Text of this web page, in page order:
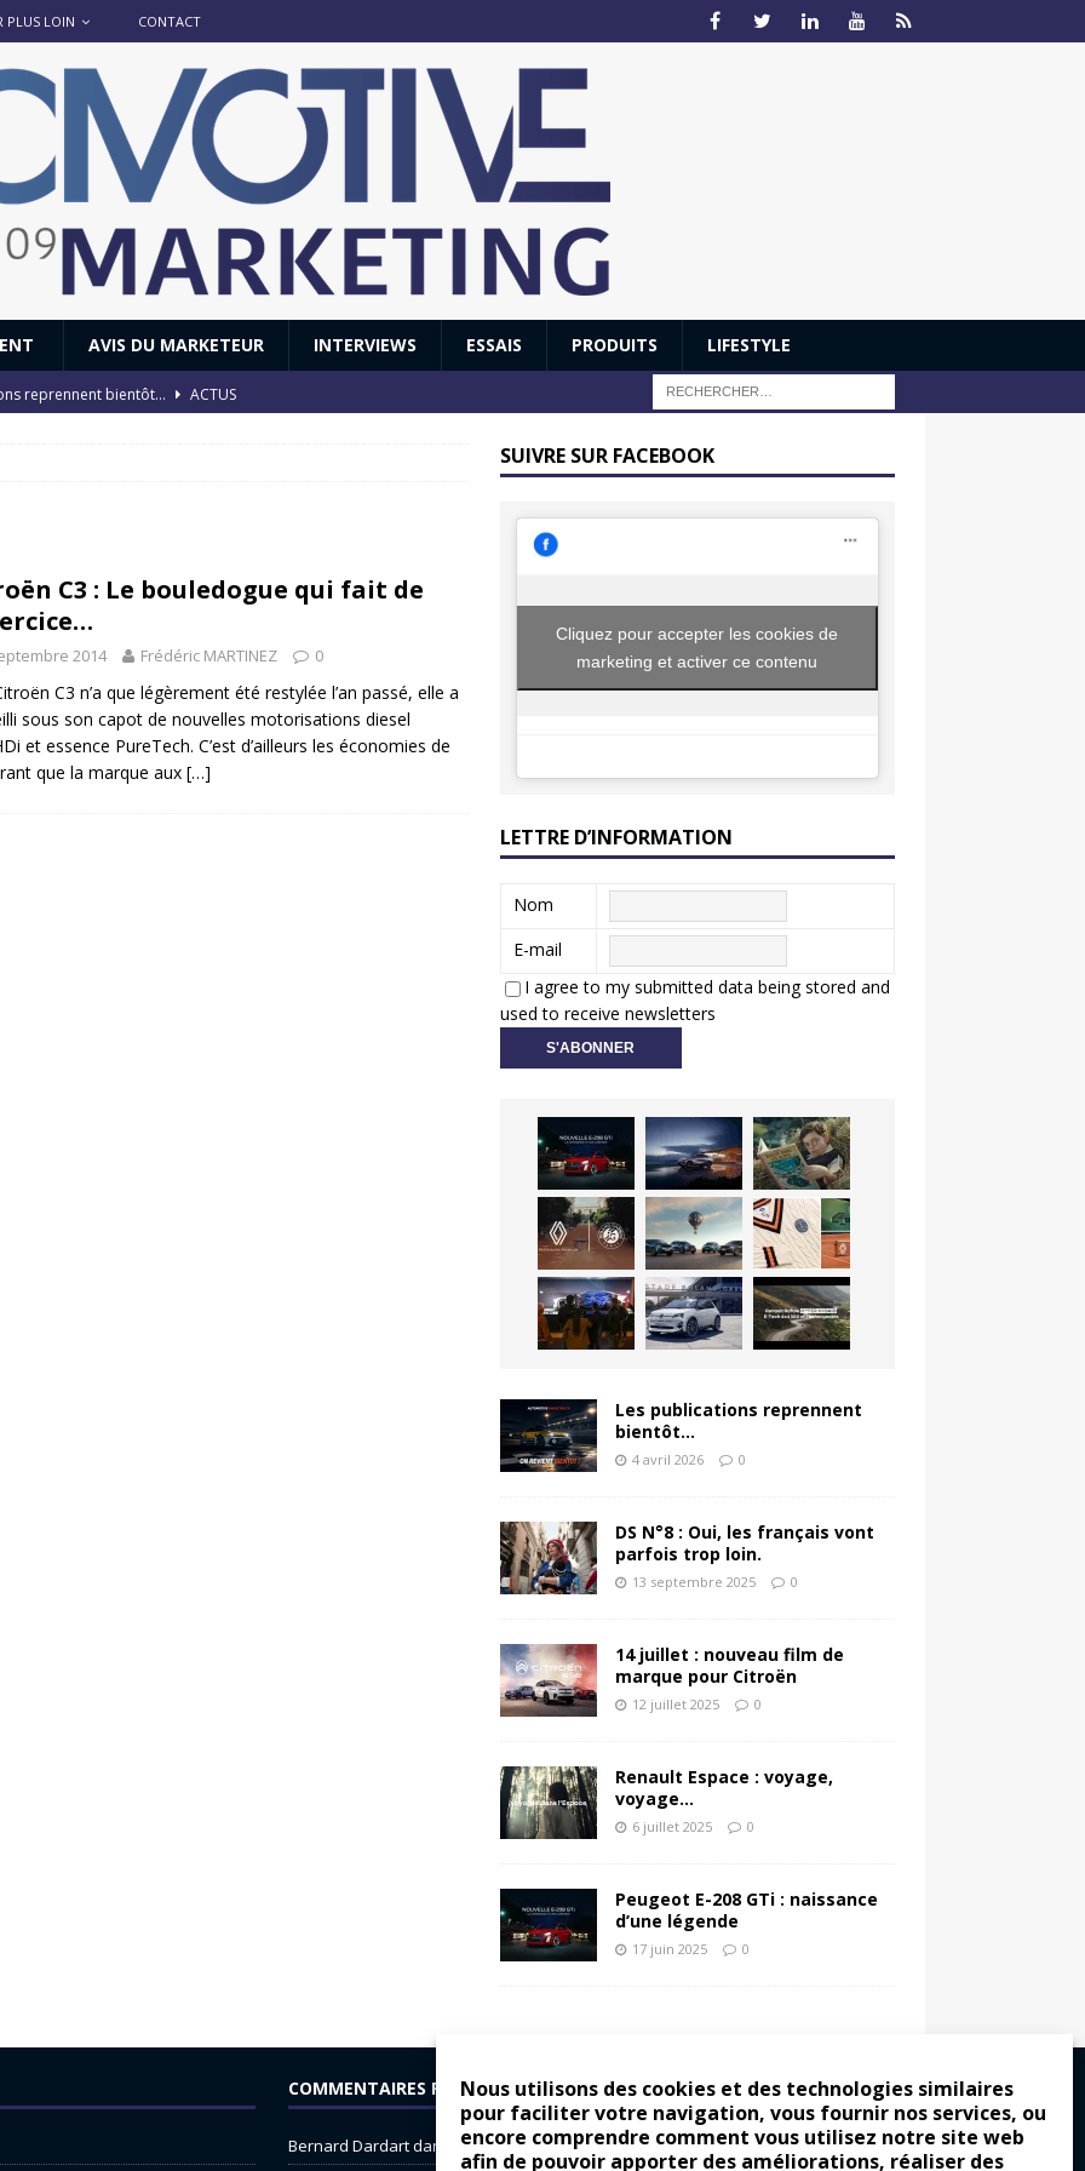
Nous utilisons des cookies et des technologies similaires
pour faciliter votre navigation, vous fournir nos services, ou
encore comprendre comment vous utilisez notre site web
afin de pouvoir apporter des améliorations, réaliser des
PLUS LOIN CONTACT
AVIS DU MARKETEUR INTERVIEWS ESSAIS PRODUITS LIFESTYLE
reprennent bientôt…
ACTUS
: Honda dévoile un spot publicitaire… confiné! ACTUS
C3 : Le bouledogue qui fait de
2014 Frédéric MARTINEZ 0
C3 n’a que légèrement été restylée l’an passé, elle a
sous son capot de nouvelles motorisations diesel
et essence PureTech. C’est d’ailleurs les économies de
que la marque aux […]
SUIVRE SUR FACEBOOK
Cliquez pour accepter les cookies de
marketing et activer ce contenu
LETTRE D’INFORMATION
Nom
E-mail
I agree to my submitted data being stored and
used to receive newsletters
Les publications reprennent
bientôt…
4 avril 2026 0
DS N°8 : Oui, les français vont
parfois trop loin.
13 septembre 2025 0
14 juillet : nouveau film de
marque pour Citroën
12 juillet 2025 0
Renault Espace : voyage,
voyage…
6 juillet 2025 0
Peugeot E-208 GTi : naissance
d’une légende
17 juin 2025 0
COMMENTAIRES RÉCENTS
Bernard Dardartdans Dacia Sandero : pour les gens vrais